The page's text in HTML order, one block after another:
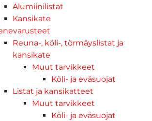
Alumiinilistat
Kansikate
Reuna-, köli-, törmäyslistat ja
kansikate
Muut tarvikkeet
Köli- ja eväsuojat
Listat ja kansikatteet
Muut tarvikkeet
Köli- ja eväsuojat